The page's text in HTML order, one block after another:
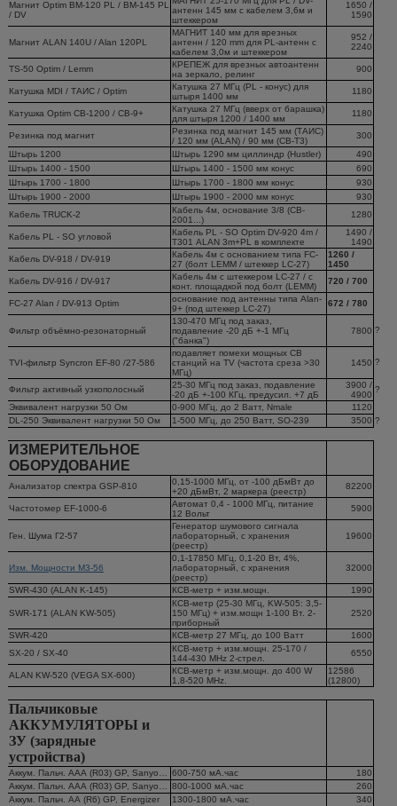
Магнит Optim BM-120 PL / BM-145 PL
/ DV
антенн 145 мм c кабелем 3,6м и
штеккером
1650 /
1590
Магнит ALAN 140U / Alan 120PL
МАГНИТ 140 мм для врезных
антенн / 120 mm для PL-антенн c
кабелем 3,0м и штеккером
952 /
2240
TS-50 Optim / Lemm
КРЕПЕЖ для врезных автоантенн
на зеркало, релинг
900
Катушка MDI / ТАИС / Optim
Катушка 27 МГц (PL - конус) для
штыря 1400 мм
1180
Катушка Optim CB-1200 / CB-9+
Катушка 27 МГц (вверх от барашка)
для штыря 1200 / 1400 мм
1180
Резинка под магнит
Резинка под магнит 145 мм (ТАИС)
/ 120 мм (ALAN) / 90 мм (CB-T3)
300
Штырь 1200
Штырь 1290 мм циллиндр (Hustler)
490
Штырь 1400 - 1500
Штырь 1400 - 1500 мм конус
690
Штырь 1700 - 1800
Штырь 1700 - 1800 мм конус
930
Штырь 1900 - 2000
Штырь 1900 - 2000 мм конус
930
Кабель TRUCK-2
Кабель 4м, основание 3/8 (CB-
2001...)
1280
Кабель PL - SO угловой
Кабель PL - SO Optim DV-920 4m /
Т301 ALAN 3m+PL в комплекте
1490 /
1490
Кабель DV-918 / DV-919
Кабель 4м c основанием типа FC-
27 (болт LEMM / штеккер LC-27)
1260 /
1450
Кабель DV-916 / DV-917
Кабель 4м c штеккером LC-27 / с
конт. площадкой под болт (LEMM)
720 / 700
FC-27 Alan / DV-913 Optim
основание под антенны типа Alan-
9+ (под штеккер LC-27)
672 / 780
Фильтр объёмно-резонаторный
130-470 МГц под заказ,
подавление -20 дБ +-1 МГц
("банка")
7800 ?
TVI-фильтр Syncron EF-80 /27-586
подавляет помехи мощных CB
станций на TV (частота среза >30
МГц)
1450 ?
Фильтр активный узкополосный
25-30 МГц под заказ, подавление
-20 дБ +-100 КГц, предусил. +7 дБ
3900 /
4900
?
Эквивалент нагрузки 50 Ом
0-900 МГц, до 2 Ватт, Nmale
1120
DL-250 Эквивалент нагрузки 50 Ом
1-500 МГц, до 250 Ватт, SO-239 3500 ?
ИЗМЕРИТЕЛЬНОЕ
ОБОРУДОВАНИЕ
Анализатор спектра GSP-810
0,15-1000 МГц, от -100 дБмВт до
+20 дБмВт, 2 маркера (реестр)
82200
Частотомер EF-1000-6
Автомат 0,4 - 1000 МГц, питание
12 Вольт
5900
Ген. Шума Г2-57
Генератор шумового сигнала
лабораторный, с хранения
(реестр)
19600
Изм. Мощности М3-56
0,1-17850 МГц, 0,1-20 Вт, 4%,
лабораторный, с хранения
(реестр)
32000
SWR-430 (ALAN K-145) КСВ-метр + изм.мощн. 1990
SWR-171 (ALAN KW-505)
КСВ-метр (25-30 МГц, KW-505: 3,5-
150 МГц) + изм.мощн 1-100 Вт. 2-
приборный
2520
SWR-420 КСВ-метр 27 МГц, до 100 Ватт
1600
SX-20 / SX-40
КСВ-метр + изм.мощн. 25-170 /
144-430 MHz 2-стрел.
6550
ALAN KW-520 (VEGA SX-600)
КСВ-метр + изм.мощн. до 400 W
1,8-520 MHz.
12586
(12800)
Пальчиковые
АККУМУЛЯТОРЫ и
ЗУ (зарядные
устройства)
Аккум. Пальч. ААА (R03) GP, Sanyo… 600-750 мА.час
180
Аккум. Пальч. ААА (R03) GP, Sanyo…
800-1000 мА.час
260
Аккум. Пальч. АА (R6) GP, Energizer
1300-1800 мА.час
340